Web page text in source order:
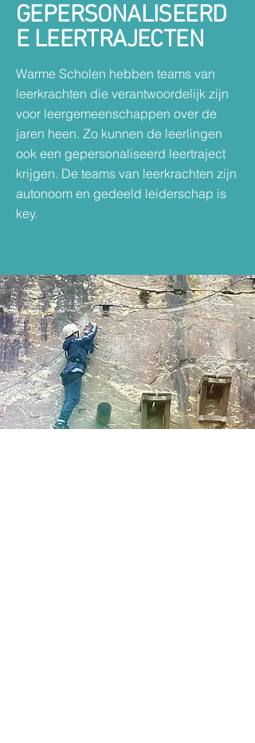
GEPERSONALISEERD
E LEERTRAJECTEN
Warme Scholen hebben teams van
leerkrachten die verantwoordelijk zijn
voor leergemeenschappen over de
jaren heen. Zo kunnen de leerlingen
ook een gepersonaliseerd leertraject
krijgen. De teams van leerkrachten zijn
autonoom en gedeeld leiderschap is
key.